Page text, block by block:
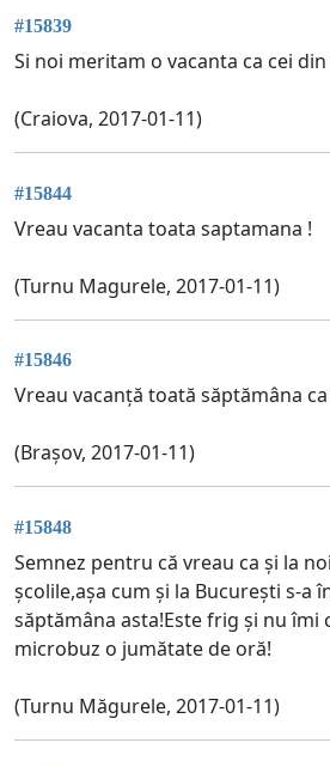
#15839
Si noi meritam o vacanta ca cei
(Craiova, 2017-01-11)
#15844
Vreau vacanta toata saptamana !
(Turnu Magurele, 2017-01-11)
#15846
Vreau vacanță toată săptămâna
(Brașov, 2017-01-11)
#15848
Semnez pentru că vreau ca și la
școlile,așa cum și la București s-a
săptămâna asta!Este frig și nu îmi
microbuz o jumătate de oră!
(Turnu Măgurele, 2017-01-11)